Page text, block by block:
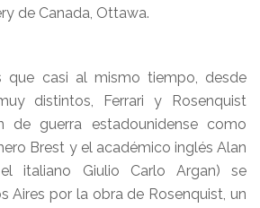
de Canada, Ottawa.
que casi al mismo tiempo, desde
distintos, Ferrari y Rosenquist
de guerra estadounidense como
Brest y el académico inglés Alan
italiano Giulio Carlo Argan) se
Aires por la obra de Rosenquist, un